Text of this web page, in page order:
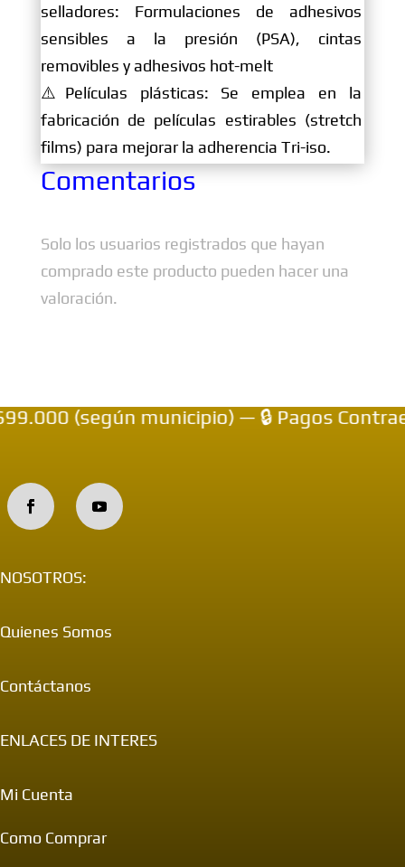
selladores: Formulaciones de adhesivos
sensibles a la presión (PSA), cintas
removibles y adhesivos hot-melt
⚠️Películas plásticas: Se emplea en la
fabricación de películas estirables (stretch
films) para mejorar la adherencia Tri-iso.
Comentarios
Solo los usuarios registrados que hayan
comprado este producto pueden hacer una
valoración.
(según municipio) — 🔒 Pagos
NOSOTROS:
Quienes Somos
Contáctanos
ENLACES DE INTERES
Mi Cuenta
Como Comprar